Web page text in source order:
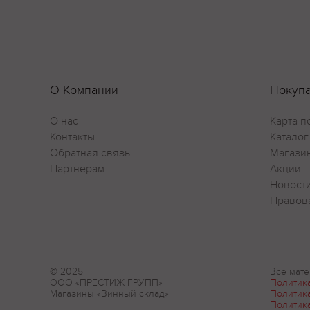
В 1863
20-22
О Компании
О нас
Контакты
Обратная связь
Партнерам
Карта
Каталог
Акции
Новости
© 2025
ООО «ПРЕСТИЖ ГРУПП»
Магазины «Винный склад»
Все